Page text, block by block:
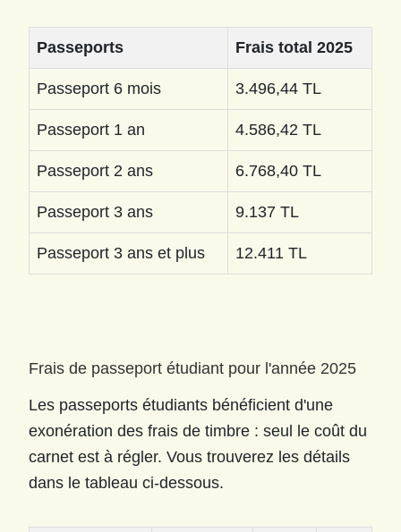
Passeports Frais total 2025
Passeport 6 mois 3.496,44 TL
Passeport 1 an 4.586,42 TL
Passeport 2 ans 6.768,40 TL
Passeport 3 ans 9.137 TL
Passeport 3 ans et plus 12.411 TL
Frais de passeport étudiant pour l'année 2025
Les passeports étudiants bénéficient d'une
exonération des frais de timbre : seul le coût du
carnet est à régler. Vous trouverez les détails
dans le tableau ci-dessous.